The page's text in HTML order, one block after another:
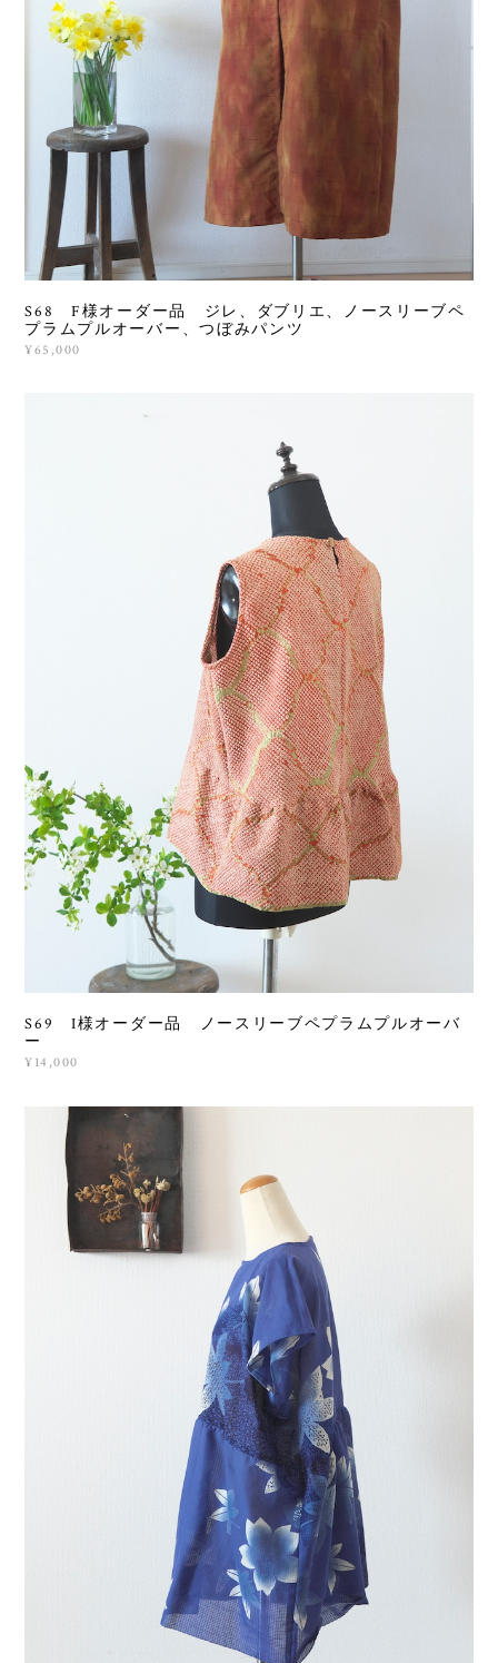
S68 F様オーダー品 ジレ、ダブリエ、ノースリーブペ
プラムプルオーバー、つぼみパンツ
¥65,000
S69 I様オーダー品 ノースリーブペプラムプルオーバ
ー
¥14,000